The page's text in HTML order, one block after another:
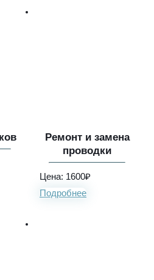
Ремонт и замена
проводки
Цена: 1600₽
Подробнее